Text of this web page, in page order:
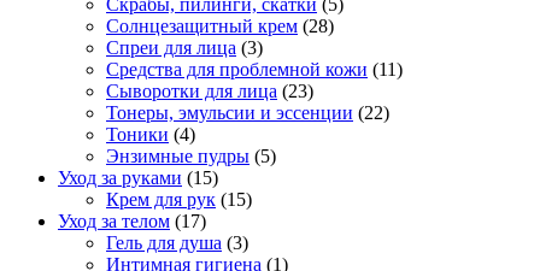
Скрабы, пилинги, скатки (5)
Солнцезащитный крем (28)
Спреи для лица (3)
Средства для проблемной кожи (11)
Сыворотки для лица (23)
Тонеры, эмульсии и эссенции (22)
Тоники (4)
Энзимные пудры (5)
Уход за руками (15)
Крем для рук (15)
Уход за телом (17)
Гель для душа (3)
Интимная гигиена (1)